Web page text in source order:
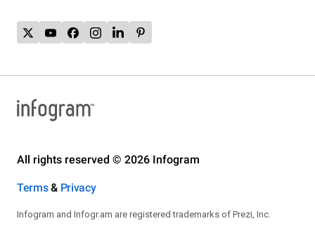
All rights reserved © 2026 Infogram
Terms& Privacy
Infogram and Infogr.am are registered trademarks of Prezi, Inc.